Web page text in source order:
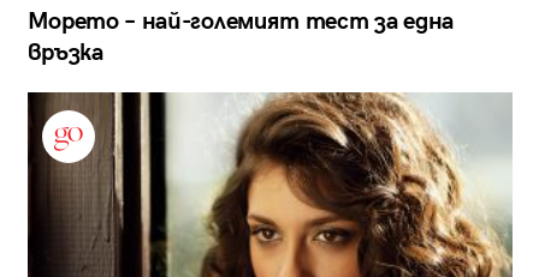
Морето – най-големият тест за една
връзка